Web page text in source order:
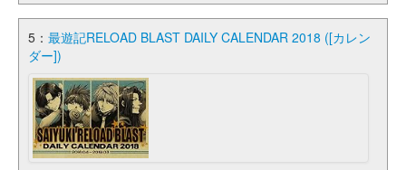
5： 最遊記RELOAD BLAST DAILY CALENDAR 2018 ([カレン
ダー])